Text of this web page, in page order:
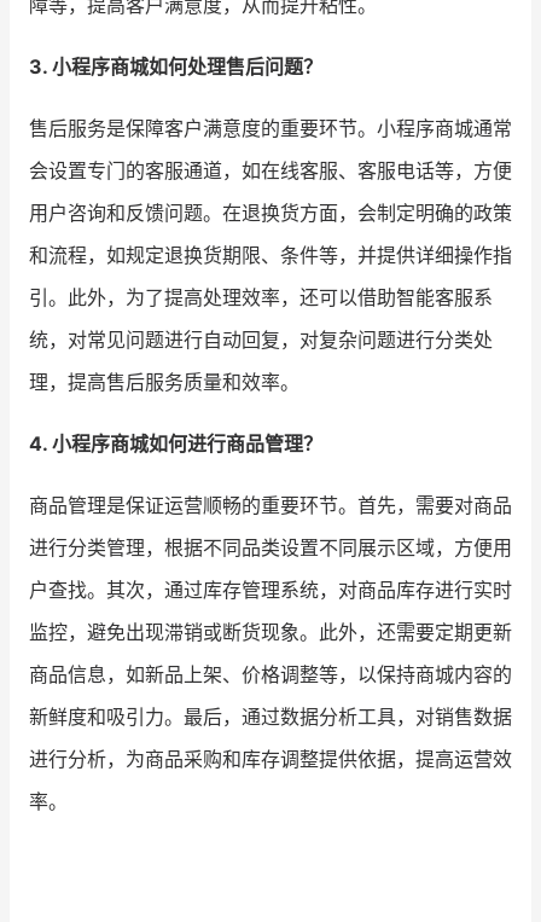
障等，提高客户满意度，从而提升粘性。
3. 小程序商城如何处理售后问题？
售后服务是保障客户满意度的重要环节。小程序商城通常
会设置专门的客服通道，如在线客服、客服电话等，方便
用户咨询和反馈问题。在退换货方面，会制定明确的政策
和流程，如规定退换货期限、条件等，并提供详细操作指
引。此外，为了提高处理效率，还可以借助智能客服系
统，对常见问题进行自动回复，对复杂问题进行分类处
理，提高售后服务质量和效率。
4. 小程序商城如何进行商品管理？
商品管理是保证运营顺畅的重要环节。首先，需要对商品
进行分类管理，根据不同品类设置不同展示区域，方便用
户查找。其次，通过库存管理系统，对商品库存进行实时
监控，避免出现滞销或断货现象。此外，还需要定期更新
商品信息，如新品上架、价格调整等，以保持商城内容的
新鲜度和吸引力。最后，通过数据分析工具，对销售数据
进行分析，为商品采购和库存调整提供依据，提高运营效
率。